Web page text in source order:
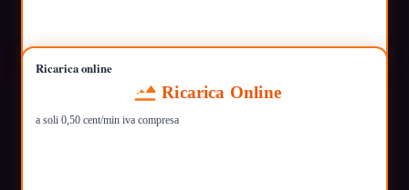
Ricarica online
Ricarica Online
a soli 0,50 cent/min iva compresa